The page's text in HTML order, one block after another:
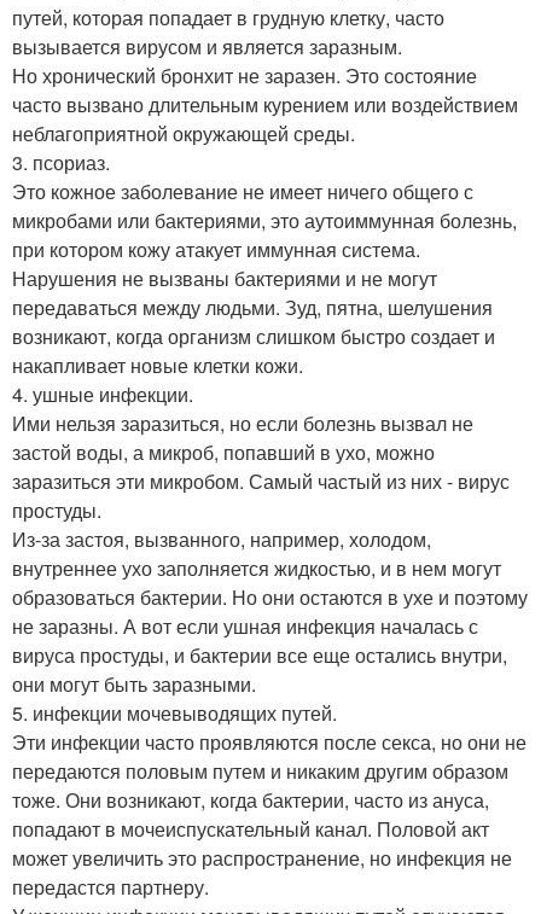
путей, которая попадает в грудную клетку, часто
вызывается вирусом и является заразным.
Но хронический бронхит не заразен. Это состояние
часто вызвано длительным курением или воздействием
неблагоприятной окружающей среды.
3. псориаз.
Это кожное заболевание не имеет ничего общего с
микробами или бактериями, это аутоиммунная болезнь,
при котором кожу атакует иммунная система.
Нарушения не вызваны бактериями и не могут
передаваться между людьми. Зуд, пятна, шелушения
возникают, когда организм слишком быстро создает и
накапливает новые клетки кожи.
4. ушные инфекции.
Ими нельзя заразиться, но если болезнь вызвал не
застой воды, а микроб, попавший в ухо, можно
заразиться эти микробом. Самый частый из них - вирус
простуды.
Из-за застоя, вызванного, например, холодом,
внутреннее ухо заполняется жидкостью, и в нем могут
образоваться бактерии. Но они остаются в ухе и поэтому
не заразны. А вот если ушная инфекция началась с
вируса простуды, и бактерии все еще остались внутри,
они могут быть заразными.
5. инфекции мочевыводящих путей.
Эти инфекции часто проявляются после секса, но они не
передаются половым путем и никаким другим образом
тоже. Они возникают, когда бактерии, часто из ануса,
попадают в мочеиспускательный канал. Половой акт
может увеличить это распространение, но инфекция не
передастся партнеру.